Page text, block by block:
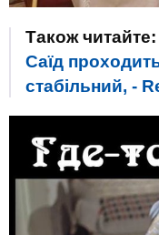
Також читайте:
Саїд
стабільний, -